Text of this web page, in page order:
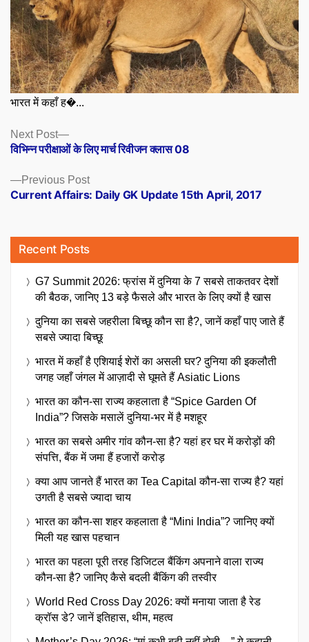
भारत में कहाँ ह�...
Posts
navigation
Previous PostPrevious
post:
Current Affairs: Daily GK Update 15th April, 2017
Next Post
Next
post:
विभिन्न परीक्षाओं के लिए मार्च रिवीजन क्लास 08
Recent Posts
G7 Summit 2026: फ्रांस में दुनिया के 7 सबसे ताकतवर देशों
की बैठक, जानिए 13 बड़े फैसले और भारत के लिए क्यों है खास
दुनिया का सबसे जहरीला बिच्छू कौन सा है?, जानें कहाँ पाए जाते हैं
सबसे ज्यादा बिच्छू
भारत में कहाँ है एशियाई शेरों का असली घर? दुनिया की इकलौती
जगह जहाँ जंगल में आज़ादी से घूमते हैं Asiatic Lions
भारत का कौन-सा राज्य कहलाता है “Spice Garden Of
India”? जिसके मसालें दुनिया-भर में है मशहूर
भारत का सबसे अमीर गांव कौन-सा है? यहां हर घर में करोड़ों की
संपत्ति, बैंक में जमा हैं हजारों करोड़
क्या आप जानते हैं भारत का Tea Capital कौन-सा राज्य है? यहां
उगती है सबसे ज्यादा चाय
भारत का कौन-सा शहर कहलाता है “Mini India”? जानिए क्यों
मिली यह खास पहचान
भारत का पहला पूरी तरह डिजिटल बैंकिंग अपनाने वाला राज्य
कौन-सा है? जानिए कैसे बदली बैंकिंग की तस्वीर
World Red Cross Day 2026: क्यों मनाया जाता है रेड
क्रॉस डे? जानें इतिहास, थीम, महत्व